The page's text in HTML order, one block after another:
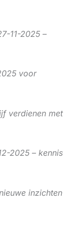
11-2025 –
voor
verdienen met
2025 – kennis
inzichten